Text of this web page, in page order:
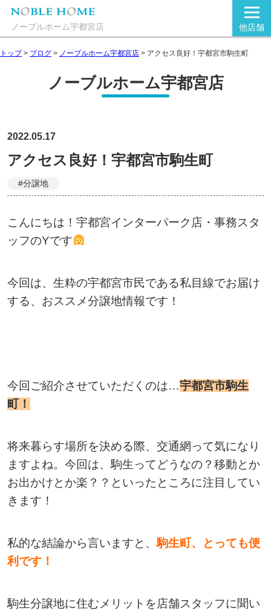
ノーブルホーム宇都宮店 他店舗
トップ> ブログ > ノーブルホーム宇都宮店 > アクセス良好！宇都宮市駒生町
ノーブルホーム宇都宮店
2022.05.17
アクセス良好！宇都宮市駒生町
#分譲地
こんにちは！宇都宮インターパーク店・事務スタ
ッフのYです
今回は、生粋の宇都宮市民である私目線でお届け
する、おススメ分譲地情報です！
今回ご紹介させていただくのは…宇都宮市駒生
町！
将来暮らす場所を決める際、交通網って気になり
ますよね。今回は、駒生ってどうなの？移動とか
お出かけとか楽？？といったところに注目してい
きます！
私的な結論から言いますと、駒生町、とっても便
利です！
駒生分譲地に住むメリットを店舗スタッフに聞い